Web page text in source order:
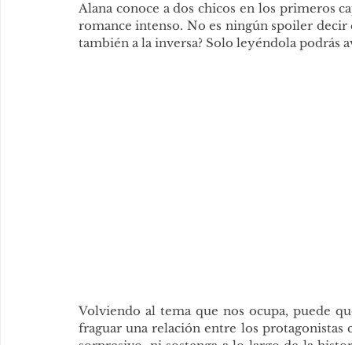
Alana conoce a dos chicos en los primeros
romance intenso. No es ningún spoiler decir
también a la inversa? Solo leyéndola podrás
Volviendo al tema que nos ocupa, puede
fraguar una relación entre los protagonistas